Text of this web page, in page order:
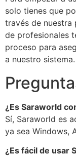
solo tienes que
través de nuestra
de profesionales
proceso para
a nuestro sistema.
¿Es Saraworld
Sí, Saraworld es
ya sea Windows,
¿Es fácil de usar